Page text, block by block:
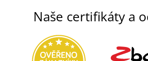
Naše certifikáty a